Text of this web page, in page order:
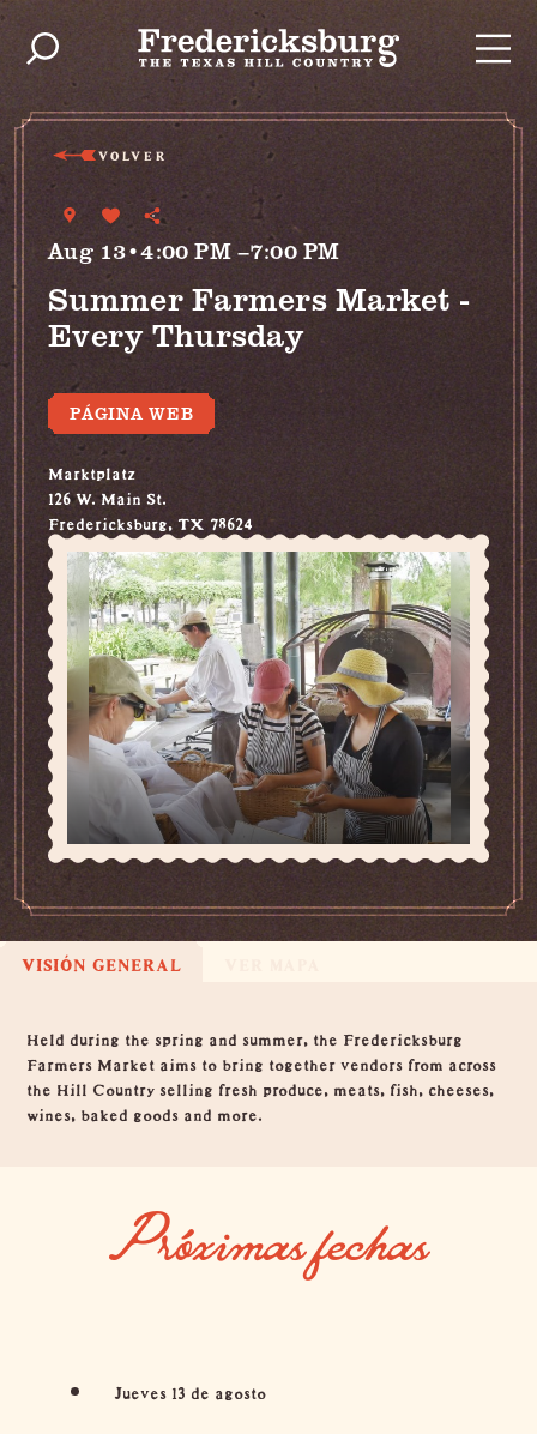
Ir al contenido
VOLVER
Aug 13•4:00 PM –7:00 PM
Summer Farmers Market -
Every Thursday
PÁGINA WEB
Marktplatz
126 W. Main St.
Fredericksburg, TX 78624
VISIÓN GENERAL
Visión general
Held during the spring and summer, the Fredericksburg
Farmers Market aims to bring together vendors from across
the Hill Country selling fresh produce, meats, fish, cheeses,
wines, baked goods and more.
Próximas fechas
Jueves 13 de agosto